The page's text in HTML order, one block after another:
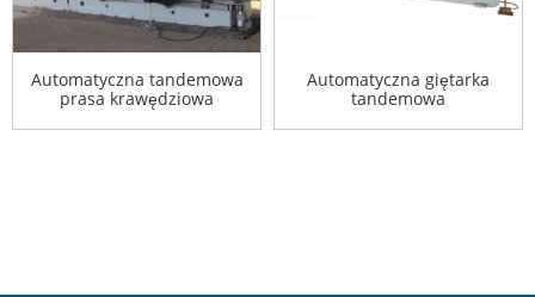
Automatyczna tandemowa
prasa krawędziowa
Automatyczna giętarka
tandemowa